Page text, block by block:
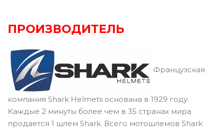
ПРОИЗВОДИТЕЛЬ
Французская
компания Shark Helmets основана в 1929 году.
Каждые 2 минуты более чем в 35 странах мира
продается 1 шлем Shark. Всего мотошлемов Shark